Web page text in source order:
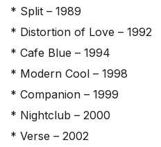
* Split – 1989
* Distortion of Love – 1992
* Cafe Blue – 1994
* Modern Cool – 1998
* Companion – 1999
* Nightclub – 2000
* Verse – 2002